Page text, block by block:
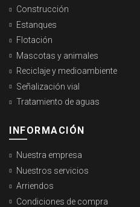
Construcción
Estanques
Flotación
Mascotas y animales
Reciclaje y medioambiente
Señalización vial
Tratamiento de aguas
INFORMACIÓN
Nuestra empresa
Nuestros servicios
Arriendos
Condiciones de compra